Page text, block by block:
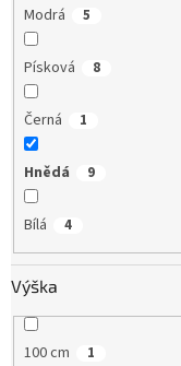
Modrá 5
Písková 8
Černá 1
Hnědá 9
Bílá 4
Výška
100 cm 1